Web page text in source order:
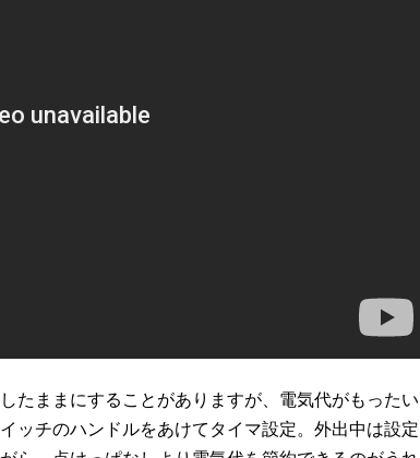
たままにすることがありますが、電気代がもったい
ッチのハンドルをあけてタイマ設定。外出中は設定